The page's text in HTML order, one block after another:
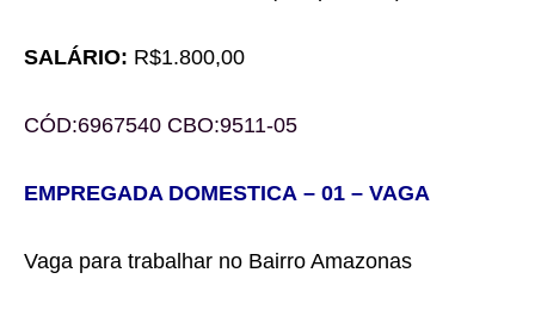
SALÁRIO: R$1.800,00
CÓD:6967540 CBO:9511-05
EMPREGADA DOMESTICA – 01 – VAGA
Vaga para trabalhar no Bairro Amazonas